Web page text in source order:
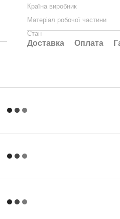
Країна виробник
Матеріал робочої частини
Стан
Доставка Оплата